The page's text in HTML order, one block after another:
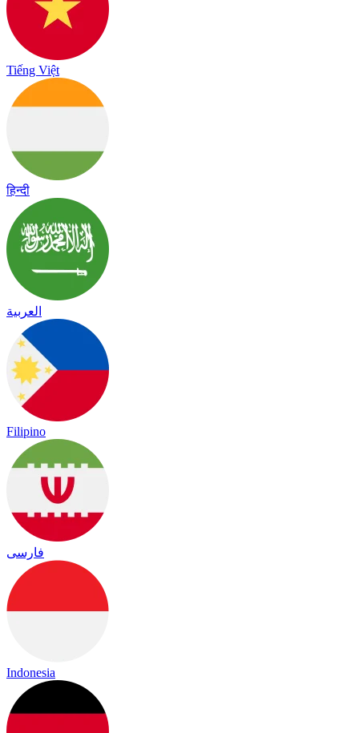
Tiếng Việt
हिन्दी
العربية
Filipino
فارسی
Indonesia